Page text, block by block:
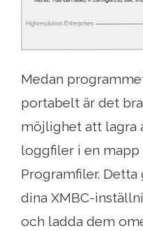
Medan
portabelt är det
möjlighet att lagra
loggfiler i en
Programfiler.
dina XMBC-
och ladda dem